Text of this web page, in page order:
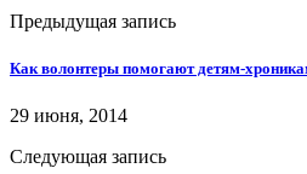
Предыдущая запись
Как волонтеры помогают детям-
29 июня, 2014
Следующая запись